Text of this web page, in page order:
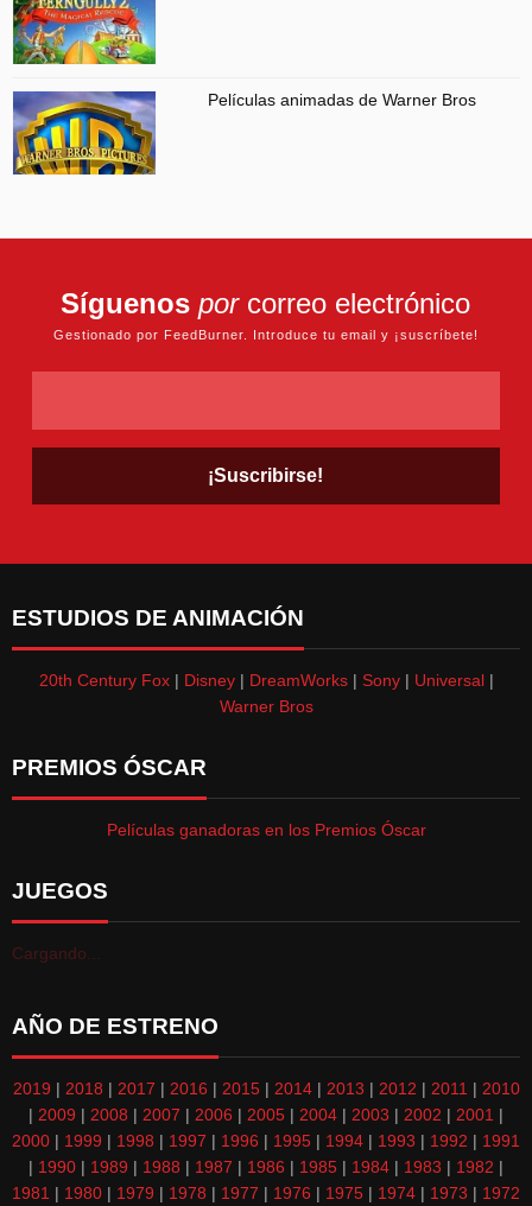
Películas animadas de Warner Bros
Síguenos porcorreo electrónico
Gestionado por FeedBurner. Introduce tu email y ¡suscríbete!
ESTUDIOS DE ANIMACIÓN
20th Century Fox| Disney| DreamWorks| Sony| Universal|
Warner Bros
PREMIOS ÓSCAR
Películas ganadoras en los Premios Óscar
JUEGOS
Cargando...
AÑO DE ESTRENO
2019 | 2018 | 2017 | 2016 | 2015| 2014| 2013 | 2012 | 2011 | 2010
| 2009 | 2008 | 2007 | 2006 | 2005 | 2004 | 2003 | 2002 | 2001 |
2000 | 1999 | 1998 | 1997 | 1996 | 1995 | 1994 | 1993 | 1992 | 1991
| 1990 | 1989 | 1988 | 1987 | 1986 | 1985 | 1984 | 1983 | 1982 |
1981 | 1980 | 1979 | 1978 | 1977 | 1976 | 1975 | 1974 | 1973 | 1972